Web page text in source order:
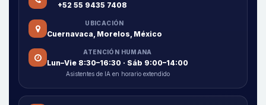
+52 55 9435 7408
UBICACIÓN
Cuernavaca, Morelos, México
ATENCIÓN HUMANA
Lun–Vie 8:30–16:30 · Sáb 9:00–14:00
Asistentes de IA en horario extendido